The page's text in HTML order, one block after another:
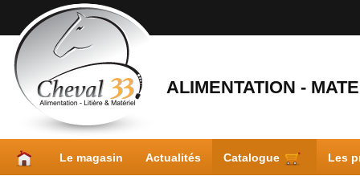
ALIMENTATION -
Le magasin Actualités Catalogue Les